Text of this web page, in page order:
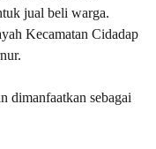
jual beli warga.
Kecamatan Cidadap
dimanfaatkan sebagai